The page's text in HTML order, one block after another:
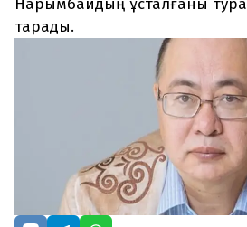
Редакциямен байланыс
zhasalash100@gmail.com
Нарымбайдың ұсталғаны
тарады.